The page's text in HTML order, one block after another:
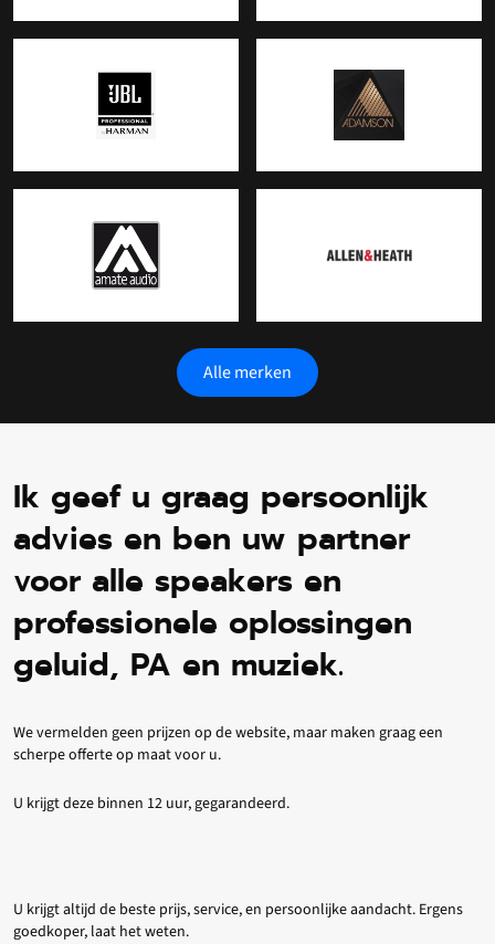
Alle merken
Ik geef u graag persoonlijk
advies en ben uw partner
voor alle speakers en
professionele oplossingen
geluid, PA en muziek.
We vermelden geen prijzen op de website, maar maken graag een
scherpe offerte op maat voor u.
U krijgt deze binnen 12 uur, gegarandeerd.
U krijgt altijd de beste prijs, service, en persoonlijke aandacht. Ergens
goedkoper, laat het weten.